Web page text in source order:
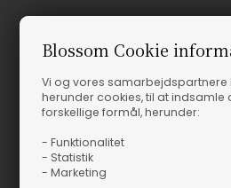
Blossom Cookie
Vi og vores samarbejdspartnere
herunder cookies, til at indsamle
forskellige formål, herunder:
- Funktionalitet
- Statistik
- Marketing
Fås i flere størrelser
119,95 DKK